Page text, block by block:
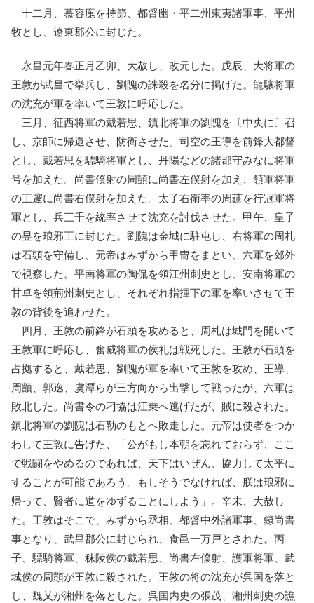
十二月、慕容廆を持節、都督幽・平二州東夷諸軍事、平州
牧とし、遼東郡公に封じた。
永昌元年春正月乙卯、大赦し、改元した。戊辰、大将軍の
王敦が武昌で挙兵し、劉隗の誅殺を名分に掲げた。龍驤将軍
の沈充が軍を率いて王敦に呼応した。
三月、征西将軍の戴若思、鎮北将軍の劉隗を〔中央に〕召
し、京師に帰還させ、防衛させた。司空の王導を前鋒大都督
とし、戴若思を驃騎将軍とし、丹陽などの諸郡守みなに将軍
号を加えた。尚書僕射の周顗に尚書左僕射を加え、領軍将軍
の王邃に尚書右僕射を加えた。太子右衛率の周莚を行冠軍将
軍とし、兵三千を統率させて沈充を討伐させた。甲午、皇子
の昱を琅邪王に封じた。劉隗は金城に駐屯し、右将軍の周札
は石頭を守備し、元帝はみずから甲冑をまとい、六軍を郊外
で視察した。平南将軍の陶侃を領江州刺史とし、安南将軍の
甘卓を領荊州刺史とし、それぞれ指揮下の軍を率いさせて王
敦の背後を追わせた。
四月、王敦の前鋒が石頭を攻めると、周札は城門を開いて
王敦軍に呼応し、奮威将軍の侯礼は戦死した。王敦が石頭を
占拠すると、戴若思、劉隗が軍を率いて王敦を攻め、王導、
周顗、郭逸、虞潭らが三方向から出撃して戦ったが、六軍は
敗北した。尚書令の刁協は江乗へ逃げたが、賊に殺された。
鎮北将軍の劉隗は石勒のもとへ敗走した。元帝は使者をつか
わして王敦に告げた、「公がもし本朝を忘れておらず、ここ
で戦闘をやめるのであれば、天下はいぜん、協力して太平に
することが可能であろう。もしそうでなければ、朕は琅邪に
帰って、賢者に道をゆずることにしよう」。辛未、大赦し
た。王敦はそこで、みずから丞相、都督中外諸軍事、録尚書
事となり、武昌郡公に封じられ、食邑一万戸とされた。丙
子、驃騎将軍、秣陵侯の戴若思、尚書左僕射、護軍将軍、武
城侯の周顗が王敦に殺された。王敦の将の沈充が呉国を落と
し、魏乂が湘州を落とした。呉国内史の張茂、湘州刺史の譙